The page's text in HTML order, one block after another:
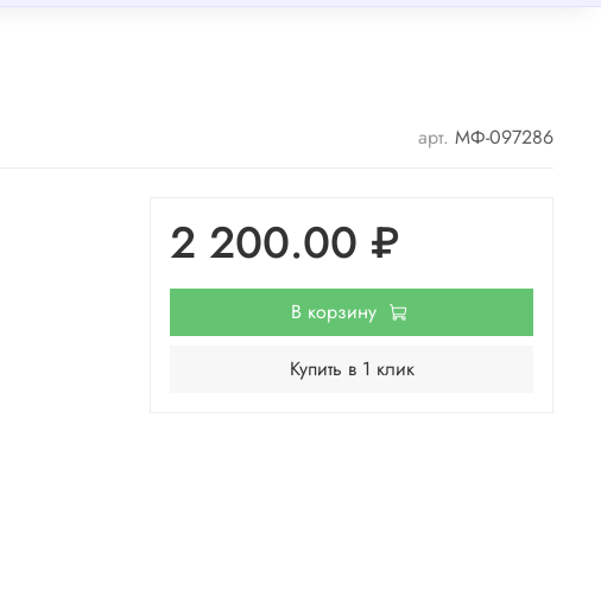
арт. МФ-097286
2 200.00 ₽
В корзину
Купить в 1 клик